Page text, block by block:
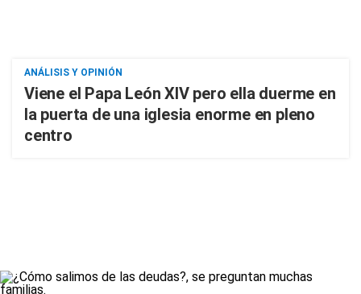
ANÁLISIS Y OPINIÓN
Viene el Papa León XIV pero ella duerme en
la puerta de una iglesia enorme en pleno
centro